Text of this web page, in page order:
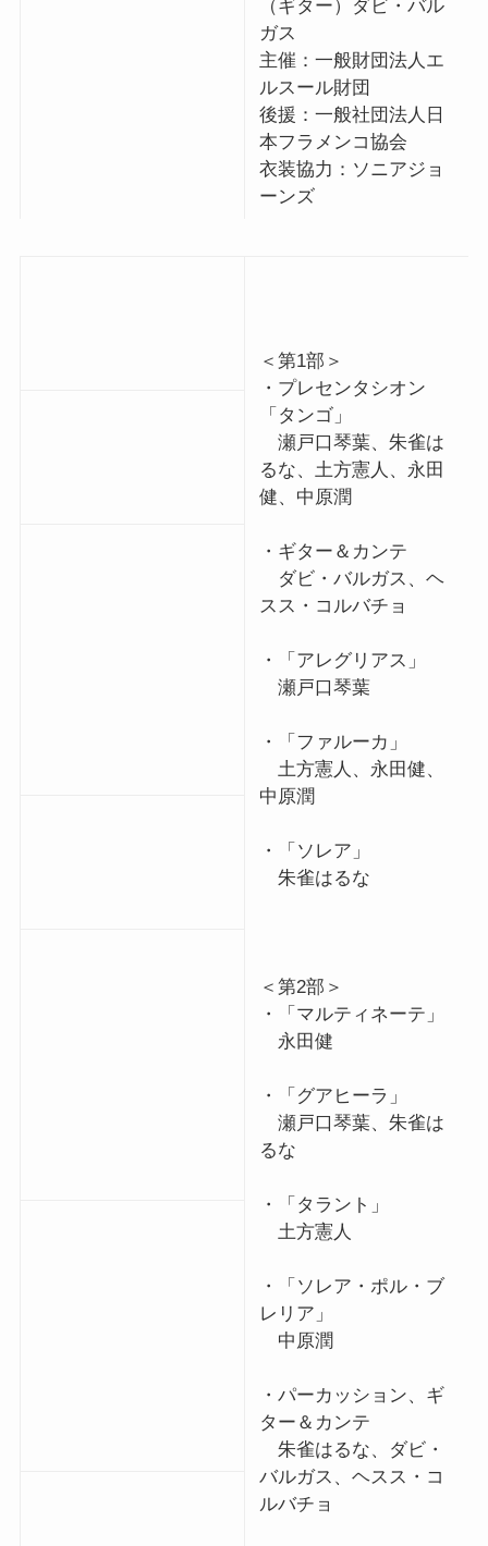
（ギター）ダビ・バル
ガス
主催：一般財団法人エ
ルスール財団
後援：一般社団法人日
本フラメンコ協会
衣装協力：ソニアジョ
ーンズ
＜第1部＞
・プレセンタシオン
「タンゴ」
瀬戸口琴葉、朱雀は
るな、土方憲人、永田
健、中原潤
・ギター＆カンテ
ダビ・バルガス、ヘ
スス・コルバチョ
・「アレグリアス」
瀬戸口琴葉
・「ファルーカ」
土方憲人、永田健、
中原潤
・「ソレア」
朱雀はるな
＜第2部＞
・「マルティネーテ」
永田健
・「グアヒーラ」
瀬戸口琴葉、朱雀は
るな
・「タラント」
土方憲人
・「ソレア・ポル・ブ
レリア」
中原潤
・パーカッション、ギ
ター＆カンテ
朱雀はるな、ダビ・
バルガス、ヘスス・コ
ルバチョ